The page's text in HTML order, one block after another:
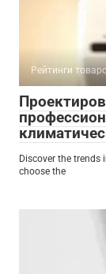
Рейтинги
Discover the trends
choose the